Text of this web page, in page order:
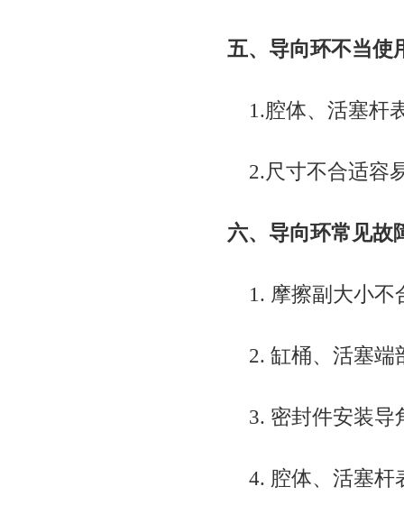
五、导向环不当使
1.腔体、活塞杆
2.尺寸不合适容
六、导向环常见故
1. 摩擦副大小不
2. 缸桶、活塞端
3. 密封件安装导
4. 腔体、活塞杆